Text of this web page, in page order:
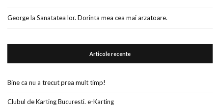
Georgela Sanatatea lor. Dorinta mea cea mai arzatoare.
Articole recente
Bine ca nu a trecut prea mult timp!
Clubul de Karting Bucuresti. e-Karting